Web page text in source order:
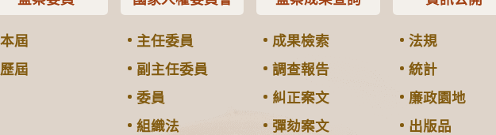
本屆
歷屆
主任委員
副主任委員
委員
組織法
成果檢索
調查報告
糾正案文
彈劾案文
法規
統計
廉政園地
出版品